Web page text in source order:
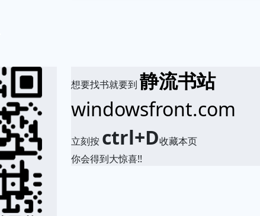
想要找书就要到静流书站
windowsfront.com
立刻按 ctrl+D收藏本页
你会得到大惊喜!!